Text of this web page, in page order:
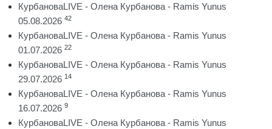
КурбановаLIVE - Олена Курбанова - Ramis Yunus
05.08.2026 42
КурбановаLIVE - Олена Курбанова - Ramis Yunus
01.07.2026 22
КурбановаLIVE - Олена Курбанова - Ramis Yunus
29.07.2026 14
КурбановаLIVE - Олена Курбанова - Ramis Yunus
16.07.2026 9
КурбановаLIVE - Олена Курбанова - Ramis Yunus